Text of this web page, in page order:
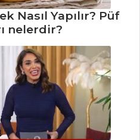
Nasıl Yapılır? Püf
nelerdir?